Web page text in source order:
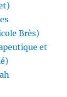
Brès)
et